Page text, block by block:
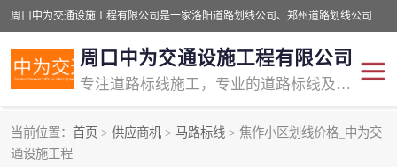
周口中为交通设施工程有限公司是一家洛阳道路划线公司、郑州道路划线公司、平顶山道路车位划线公司、开封车位划线公司、许昌道路车位划线公司、漯河道路车位划线公司，公司始终坚持“诚信、匠心、专注”的宗旨；我们的经营理念是：的服务。
周口中为交通设施工程有限公司
专注道路标线施工，专业的道路标线及交通设施施工服务商!
当前位置： 首页 > 供应商机 > 马路标线 > 焦作小区划线价格_中为交
通设施工程
交通道路标线